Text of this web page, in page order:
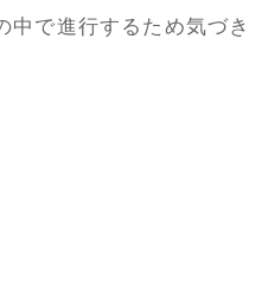
中で進行するため気づき